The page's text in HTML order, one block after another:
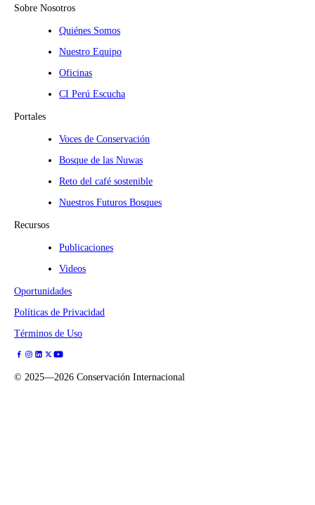
Sobre Nosotros
Quiénes Somos
Nuestro Equipo
Oficinas
CI Perú Escucha
Portales
Voces de Conservación
Bosque de las Nuwas
Reto del café sostenible
Nuestros Futuros Bosques
Recursos
Publicaciones
Videos
Oportunidades
Políticas de Privacidad
Términos de Uso
© 2025—2026 Conservación Internacional